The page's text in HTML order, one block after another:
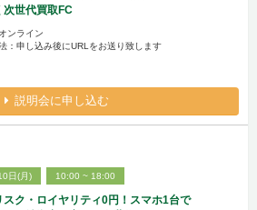
次世代買取FC
ンライン
：申し込み後にURLをお送り致します
説明会に申し込む
日(月) 10:00 ~ 18:00
スク・ロイヤリティ0円！スマホ1台で